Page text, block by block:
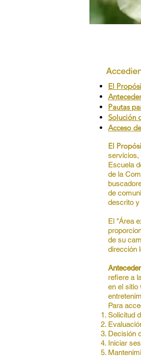
El
Pautas
Solución
Acceso
El
servicios,
Escuela
de la
de
descrito
El "Área
de su
dirección
refiere a
en el sitio
Para
Solicitud
Decisión
Iniciar